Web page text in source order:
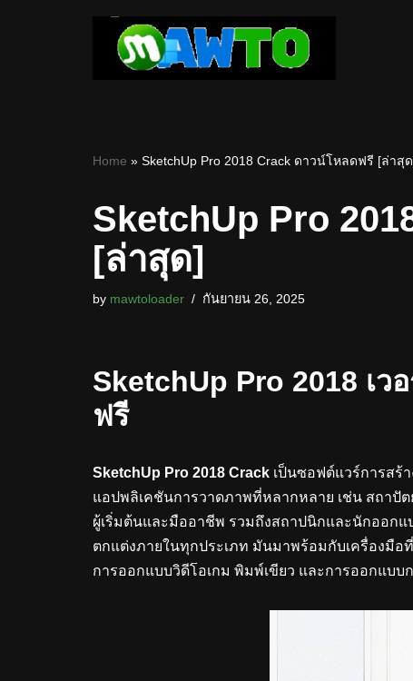
Home » SketchUp Pro 2018 Crack ดาวน์โหลดฟรี [ล่าสุ
SketchUp Pro
[ล่าสุด]
by mawtoloader กันยายน 26, 2025
SketchUp Pro 2018 เ
ฟรี
SketchUp Pro 2018 Crack เป็นซอฟต์แวร์การสร้
แอปพลิเคชันการวาดภาพที่หลากหลาย เช่น สถาปั
ผู้เริ่มต้นและมืออาชีพ รวมถึงสถาปนิกและนักออกแ
ตกแต่งภายในทุกประเภท มันมาพร้อมกับเครื่องมื
การออกแบบวิดีโอเกม พิมพ์เขียว และการออกแบบก